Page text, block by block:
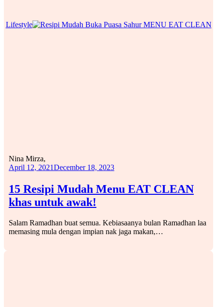
Lifestyle
15 Resipi Mudah Menu EAT CLEAN
khas untuk awak!
Nina Mirza,
April 12, 2021December 18, 2023
Salam Ramadhan buat semua. Kebiasaanya bulan Ramadhan laa
memasing mula dengan impian nak jaga makan,…